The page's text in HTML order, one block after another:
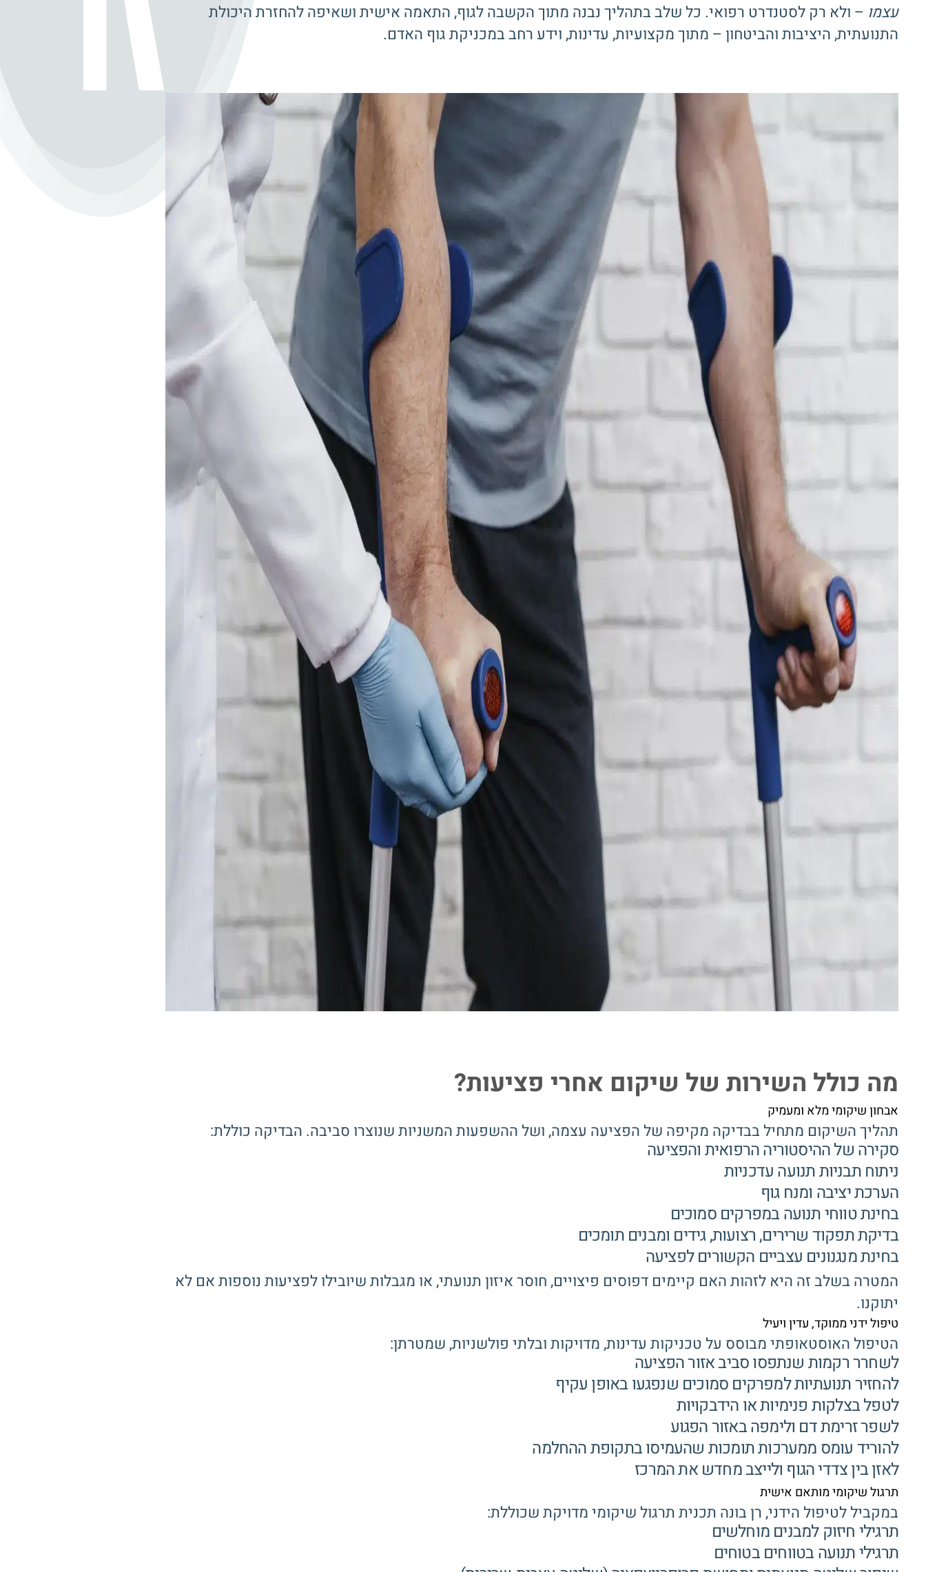
עצמו – ולא רק לסטנדרט רפואי. כל שלב בתהליך נבנה מתוך הקשבה לגוף, התאמה אישית ושאיפה להחזרת היכולת
התנועתית, היציבות והביטחון – מתוך מקצועיות, עדינות, וידע רחב במכניקת גוף האדם.
מה כולל השירות של שיקום אחרי פציעות?
אבחון שיקומי מלא ומעמיק
תהליך השיקום מתחיל בבדיקה מקיפה של הפציעה עצמה, ושל ההשפעות המשניות שנוצרו סביבה. הבדיקה כוללת:
סקירה של ההיסטוריה הרפואית והפציעה
ניתוח תבניות תנועה עדכניות
הערכת יציבה ומנח גוף
בחינת טווחי תנועה במפרקים סמוכים
בדיקת תפקוד שרירים, רצועות, גידים ומבנים תומכים
בחינת מנגנונים עצביים הקשורים לפציעה
המטרה בשלב זה היא לזהות האם קיימים דפוסים פיצויים, חוסר איזון תנועתי, או מגבלות שיובילו לפציעות נוספות אם לא
יתוקנו.
טיפול ידני ממוקד, עדין ויעיל
הטיפול האוסטאופתי מבוסס על טכניקות עדינות, מדויקות ובלתי פולשניות, שמטרתן:
לשחרר רקמות שנתפסו סביב אזור הפציעה
להחזיר תנועתיות למפרקים סמוכים שנפגעו באופן עקיף
לטפל בצלקות פנימיות או הידבקויות
לשפר זרימת דם ולימפה באזור הפגוע
להוריד עומס ממערכות תומכות שהעמיסו בתקופת ההחלמה
לאזן בין צדדי הגוף ולייצב מחדש את המרכז
תרגול שיקומי מותאם אישית
במקביל לטיפול הידני, רן בונה תכנית תרגול שיקומי מדויקת שכוללת:
תרגילי חיזוק למבנים מוחלשים
תרגילי תנועה בטווחים בטוחים